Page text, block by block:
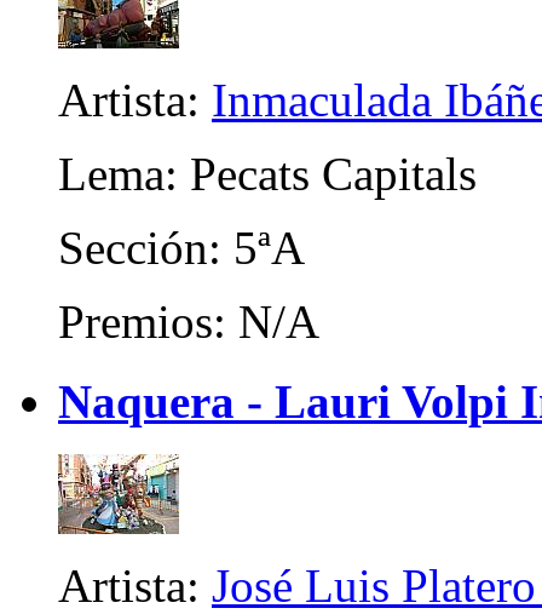
Artista: Inmaculada
Lema: Pecats Capitals
Sección: 5ªA
Premios: N/A
Naquera - Lauri Volpi
Artista: José Luis